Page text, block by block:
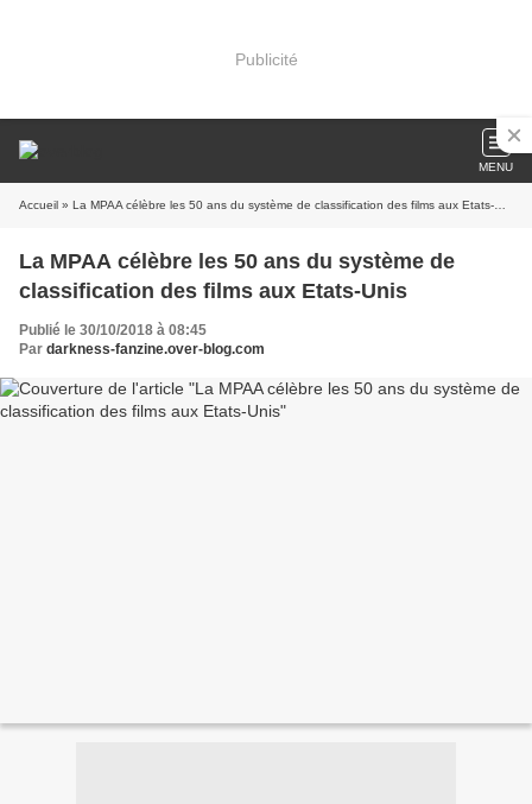
Publicité
MENU
Accueil » La MPAA célèbre les 50 ans du système de classification des films aux Etats-Unis
La MPAA célèbre les 50 ans du système de
classification des films aux Etats-Unis
Publié le 30/10/2018 à 08:45
Par darkness-fanzine.over-blog.com